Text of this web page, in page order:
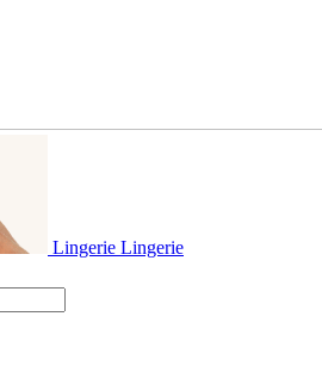
Lingerie Lingerie